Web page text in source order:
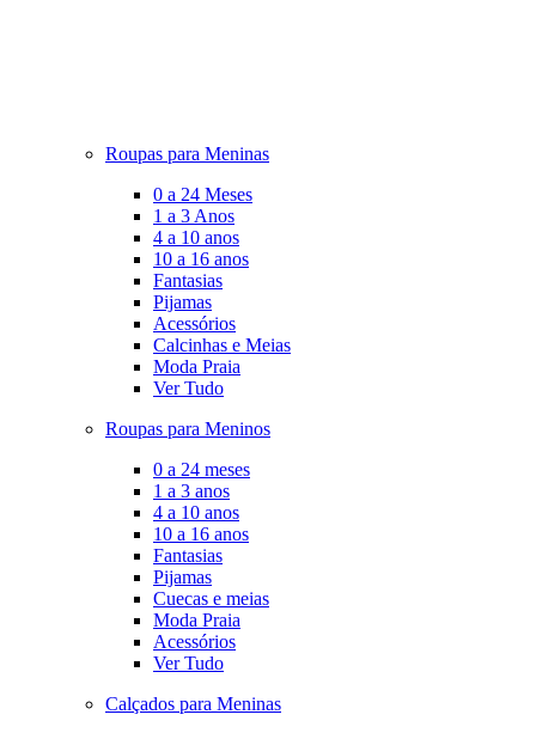
Roupas para Meninas
0 a 24 Meses
1 a 3 Anos
4 a 10 anos
10 a 16 anos
Fantasias
Pijamas
Acessórios
Calcinhas e Meias
Moda Praia
Ver Tudo
Roupas para Meninos
0 a 24 meses
1 a 3 anos
4 a 10 anos
10 a 16 anos
Fantasias
Pijamas
Cuecas e meias
Moda Praia
Acessórios
Ver Tudo
Calçados para Meninas